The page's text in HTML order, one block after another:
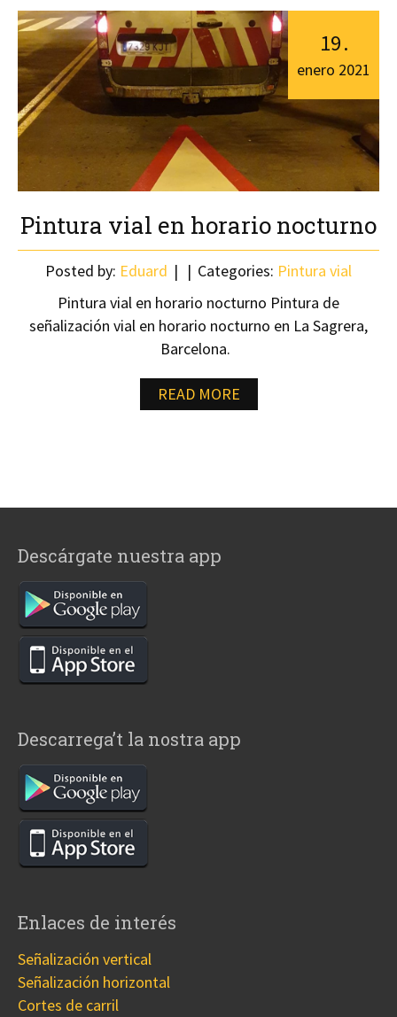
Pintura vial en horario nocturno
19.
enero 2021
Posted by: Eduard Categories: Pintura vial
Pintura vial en horario nocturno Pintura de
señalización vial en horario nocturno en La Sagrera,
Barcelona.
READ MORE
Descárgate nuestra app
Descarrega’t la nostra app
Enlaces de interés
Señalización vertical
Señalización horizontal
Cortes de carril